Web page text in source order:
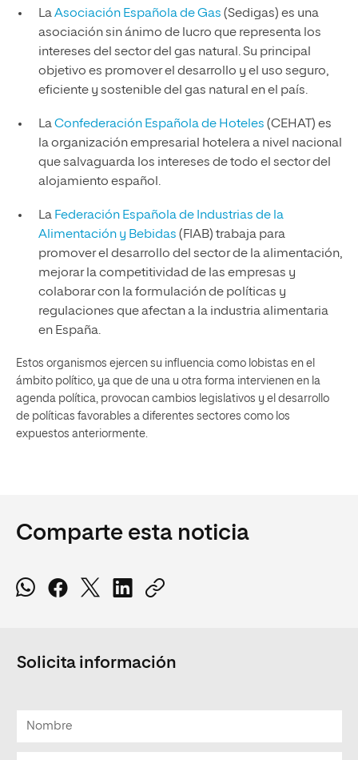
LaAsociación Española de Gas (Sedigas) es una
asociación sin ánimo de lucro que representa los
intereses del sector del gas natural. Su principal
objetivo es promover el desarrollo y el uso seguro,
eficiente y sostenible del gas natural en el país.
LaConfederación Española de Hoteles (CEHAT) es
la organización empresarial hotelera a nivel nacional
que salvaguarda los intereses de todo el sector del
alojamiento español.
La Federación Española de Industrias de la
Alimentación y Bebidas (FIAB) trabaja para
promover el desarrollo del sector de la alimentación,
mejorar la competitividad de las empresas y
colaborar con la formulación de políticas y
regulaciones que afectan a la industria alimentaria
en España.
Estos organismos ejercen su influencia como lobistas en el
ámbito político, ya que de una u otra forma intervienen en la
agenda política, provocan cambios legislativos y el desarrollo
de políticas favorables a diferentes sectores como los
expuestos anteriormente.
Comparte esta noticia
Solicita información